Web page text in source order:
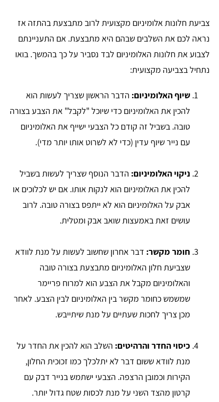
צביעת חלונות אלומיניום מקצועית לרוב מתבצעת בהתזה אז
נראה לכם את השלבים שבהם היא מתבצעת. אם התעניינתם
לצבוע את חלונות האלומיניום לבד נסביר על כך בהמשך. בואו
נתחיל בצביעה מקצועית:
שיוף האלומיניום: הדבר הראשון שצריך לעשות הוא
להכין את האלומיניום כדי שיוכל "לקבל" את הצבע בצורה
טובה. בשביל זה קודם כל הצבעי ישייף את האלומיניום
עם נייר שיוף עדין (כדי לא לשרוט אותו יותר מדי).
ניקוי האלומיניום: הדבר הנוסף שצריך לעשות בשביל
להכין את האלומיניום הוא לנקות אותו. אם יש לכלוכים או
אבק על האלומיניום הוא לא ייתפס בצורה טובה. לרוב
עושים זאת באמעצות שואב אבק ומטלית.
חומר מקשר: דבר אחרון שחשוב לעשות על מנת לוודא
שצביעת חלון האלומיניום מתבצעת בצורה טובה
והאלומיניום מקבל את הצבע הוא למרוח פריימר
שמשמש כחומר מקשר בין האלומיניום לבין הצבע. לאחר
מכן צריך לחכות שעתיים על מנת שיתייבש.
כיסוי החדר והרהיטים: השלב הוא להכין את החדר על
מנת לוודא ששום דבר לא יתלכלך כמו זכוכית החלון,
הקירות וכמובן הרצפה. הצבעי ישתמש בנייר דבק עם
קרטון מהצד השני על מנת לכסות שטח גדול יותר.